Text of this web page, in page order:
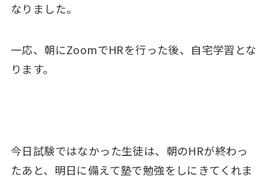
なりました。
一応、朝にZoomでHRを行った後、自宅学習とな
ります。
今日試験ではなかった生徒は、朝のHRが終わっ
たあと、明日に備えて塾で勉強をしにきてくれま